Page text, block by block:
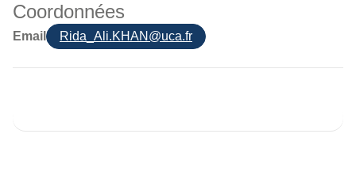
Coordonnées
Email Rida_Ali.KHAN@uca.fr